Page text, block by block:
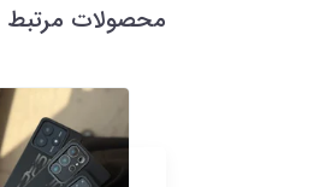
محصولات مرتبط